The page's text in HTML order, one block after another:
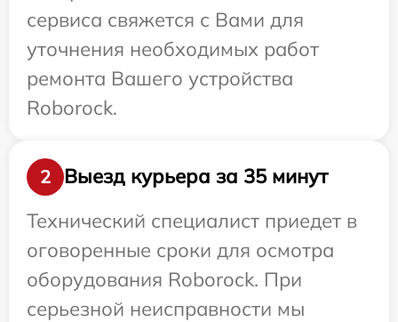
сервиса свяжется с Вами для
уточнения необходимых работ
ремонта Вашего устройства
Roborock.
2
Выезд курьера за 35 минут
Технический специалист приедет в
оговоренные сроки для осмотра
оборудования Roborock. При
серьезной неисправности мы